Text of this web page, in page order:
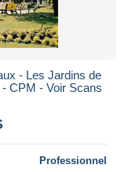
- Les Jardins de
CPM - Voir Scans
Professionnel